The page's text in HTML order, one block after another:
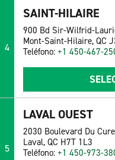
4
SAINT-HILAIRE
900 Bd Sir-Wilfrid-
Mont-Saint-Hilaire, QC
Teléfono: +1 450-467-
5
LAVAL OUEST
2030 Boulevard Du
Laval, QC H7T 1L3
Teléfono: +1 450-973-